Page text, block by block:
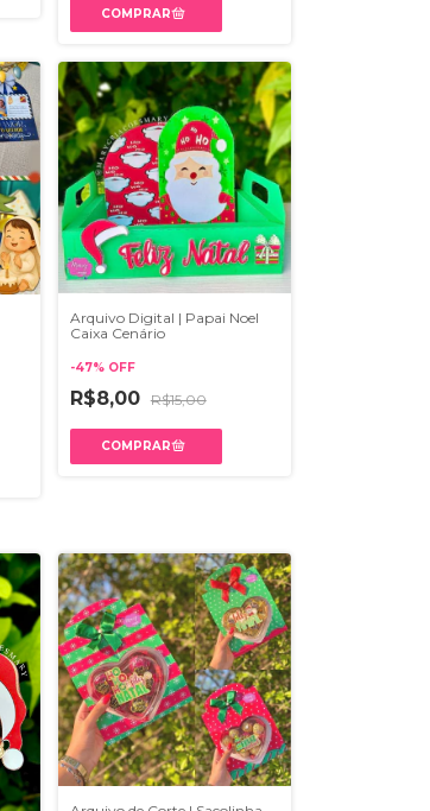
Arquivo Digital | Papai Noel
Caixa Cenário
-47% OFF
R$8,00 R$15,00